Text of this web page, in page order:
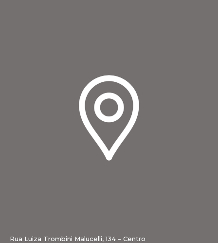
Rua Luiza Trombini Malucelli, 134 – Centro